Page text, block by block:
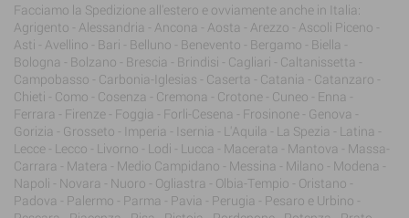
Facciamo la Spedizione all'estero e ovviamente anche in Italia:
Agrigento - Alessandria - Ancona - Aosta - Arezzo - Ascoli Piceno -
Asti - Avellino - Bari - Belluno - Benevento - Bergamo - Biella -
Bologna - Bolzano - Brescia - Brindisi - Cagliari - Caltanissetta -
Campobasso - Carbonia-Iglesias - Caserta - Catania - Catanzaro -
Chieti - Como - Cosenza - Cremona - Crotone - Cuneo - Enna -
Ferrara - Firenze - Foggia - Forli-Cesena - Frosinone - Genova -
Gorizia - Grosseto - Imperia - Isernia - L'Aquila - La Spezia - Latina -
Lecce - Lecco - Livorno - Lodi - Lucca - Macerata - Mantova - Massa-
Carrara - Matera - Medio Campidano - Messina - Milano - Modena -
Napoli - Novara - Nuoro - Ogliastra - Olbia-Tempio - Oristano -
Padova - Palermo - Parma - Pavia - Perugia - Pesaro e Urbino -